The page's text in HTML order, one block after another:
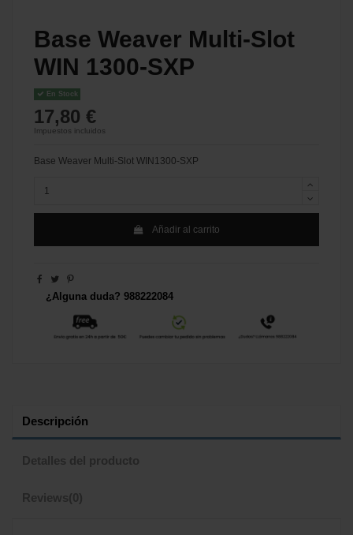
Base Weaver Multi-Slot
WIN 1300-SXP
En Stock
17,80 €
Impuestos incluidos
Base Weaver Multi-Slot WIN1300-SXP
Añadir al carrito
¿Alguna duda? 988222084
Descripción
Detalles del producto
Reviews(0)